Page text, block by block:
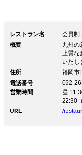
レストラン名
会員制
概要
九州の
上質な
いたし
住所
福岡市
電話番号
092-
営業時間
昼
22:30
URL
/